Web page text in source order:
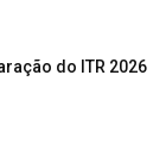
do ITR 2026